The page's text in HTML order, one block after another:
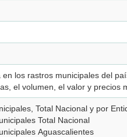
los rastros municipales del
el volumen, el valor y precios
Total Nacional y por
Total Nacional
Aguascalientes